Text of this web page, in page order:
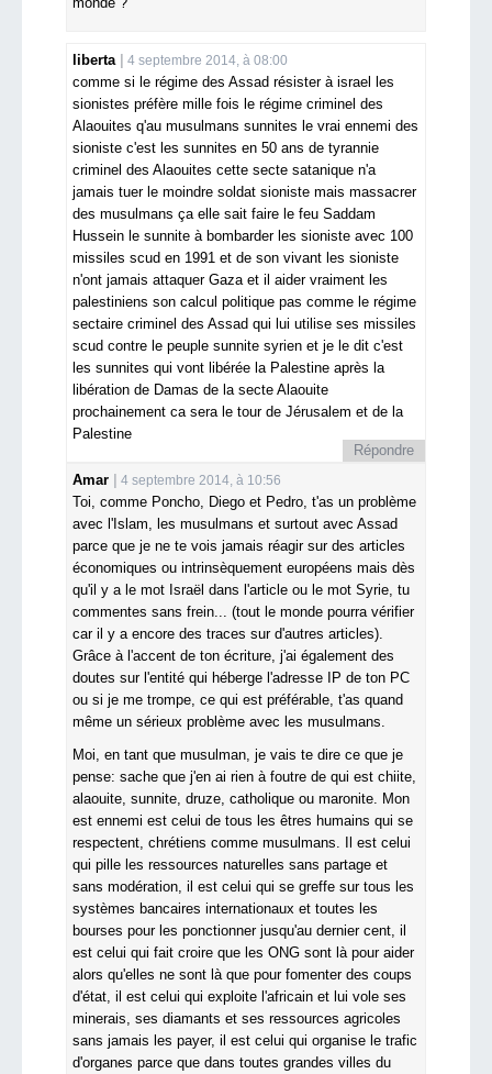
liberta 4 septembre 2014, à 08:00
comme si le régime des Assad résister à israel les
sionistes préfère mille fois le régime criminel des
Alaouites q'au musulmans sunnites le vrai ennemi des
sioniste c'est les sunnites en 50 ans de tyrannie
criminel des Alaouites cette secte satanique n'a
jamais tuer le moindre soldat sioniste mais massacrer
des musulmans ça elle sait faire le feu Saddam
Hussein le sunnite à bombarder les sioniste avec 100
missiles scud en 1991 et de son vivant les sioniste
n'ont jamais attaquer Gaza et il aider vraiment les
palestiniens son calcul politique pas comme le régime
sectaire criminel des Assad qui lui utilise ses missiles
scud contre le peuple sunnite syrien et je le dit c'est
les sunnites qui vont libérée la Palestine après la
libération de Damas de la secte Alaouite
prochainement ca sera le tour de Jérusalem et de la
Palestine
Répondre
Amar
4 septembre 2014, à 10:56
Toi, comme Poncho, Diego et Pedro, t'as un problème
avec l'Islam, les musulmans et surtout avec Assad
parce que je ne te vois jamais réagir sur des articles
économiques ou intrinsèquement européens mais dès
qu'il y a le mot Israël dans l'article ou le mot Syrie, tu
commentes sans frein... (tout le monde pourra vérifier
car il y a encore des traces sur d'autres articles).
Grâce à l'accent de ton écriture, j'ai également des
doutes sur l'entité qui héberge l'adresse IP de ton PC
ou si je me trompe, ce qui est préférable, t'as quand
même un sérieux problème avec les musulmans.
Moi, en tant que musulman, je vais te dire ce que je
pense: sache que j'en ai rien à foutre de qui est chiite,
alaouite, sunnite, druze, catholique ou maronite. Mon
est ennemi est celui de tous les êtres humains qui se
respectent, chrétiens comme musulmans. Il est celui
qui pille les ressources naturelles sans partage et
sans modération, il est celui qui se greffe sur tous les
systèmes bancaires internationaux et toutes les
bourses pour les ponctionner jusqu'au dernier cent, il
est celui qui fait croire que les ONG sont là pour aider
alors qu'elles ne sont là que pour fomenter des coups
d'état, il est celui qui exploite l'africain et lui vole ses
minerais, ses diamants et ses ressources agricoles
sans jamais les payer, il est celui qui organise le trafic
d'organes parce que dans toutes grandes villes du